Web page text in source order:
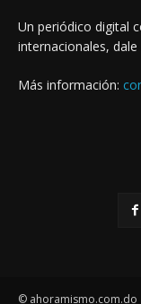
Un periódico digital
internacionales,
Más información:
© ahoramismo.com.do